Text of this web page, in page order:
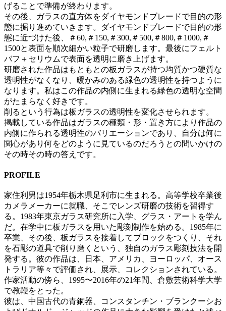
げることで準備が終わります。
その後、ガラスの直方体をダイヤモンドブレードで目的の形
態に掘り進めていきます。ダイヤモンドブレードで目的の形
態に近づけた後、＃60,＃150,＃300,＃500,＃800,＃1000,＃
1500と表面を順次細かい粒子で研磨します。最後にフェルト
バフ＋セリウムで表面を透明に磨き上げます。
研磨された作品はもともとの板ガラスが持つ均質かつ硬質な
透明性がなくなり、暖かみのある緑色の透明性を持つように
なります。私はこの作品の内側に生まれる緑色の透明な空間
がたまらなく好きです。
削るという行為は板ガラスの透明性を変化させられます。
掲載している作品はガラスの種類・形・置き方により作品の
内側に作られる透明性のバリエーションであり、自分は何に
関心があり何をどのように見ているのだろうとの問いかけの
その時その時の答えです。
PROFILE
家住利男は1954年栃木県足利市に生まれる。高等学校卒業後
カメラメーカーに就職、そこでレンズ研磨の技術を習得す
る。1983年東京ガラス研究所に入学、グラス・アートを学ん
だ。在学中に板ガラスを用いた彫刻制作を始める。1985年に
卒業、その後、板ガラスを接着してブロックをつくり、それ
を石彫の道具で削り磨くという、独自のガラス彫刻技法を開
発する。彼の作品は、日本、アメリカ、ヨーロッパ、オース
トラリア等々で評価され、展示、コレクションされている。
作家活動の傍ら、1995〜2016年の21年間、倉敷芸術科学大学
で教鞭をとった。
彼は、中国古代の青銅器、コンスタンチン・ブランクーシお